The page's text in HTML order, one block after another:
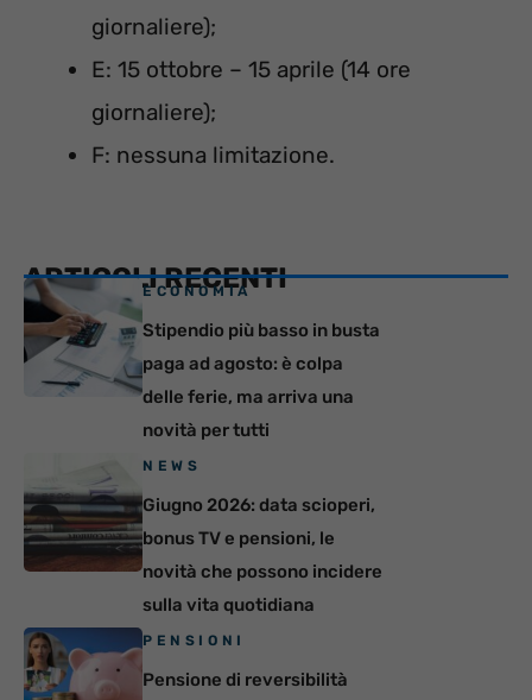
giornaliere);
E: 15 ottobre – 15 aprile (14 ore
giornaliere);
F: nessuna limitazione.
ARTICOLI RECENTI
ECONOMIA
Stipendio più basso in busta
paga ad agosto: è colpa
delle ferie, ma arriva una
novità per tutti
NEWS
Giugno 2026: data scioperi,
bonus TV e pensioni, le
novità che possono incidere
sulla vita quotidiana
PENSIONI
Pensione di reversibilità